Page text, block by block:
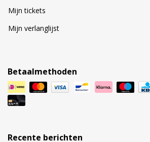
Mijn tickets
Mijn verlanglijst
Betaalmethoden
Recente berichten